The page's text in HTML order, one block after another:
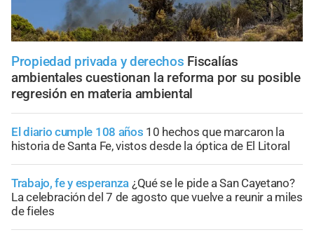
Propiedad privada y derechos Fiscalías
ambientales cuestionan la reforma por su posible
regresión en materia ambiental
El diario cumple 108 años 10 hechos que marcaron la
historia de Santa Fe, vistos desde la óptica de El Litoral
Trabajo, fe y esperanza ¿Qué se le pide a San Cayetano?
La celebración del 7 de agosto que vuelve a reunir a miles
de fieles